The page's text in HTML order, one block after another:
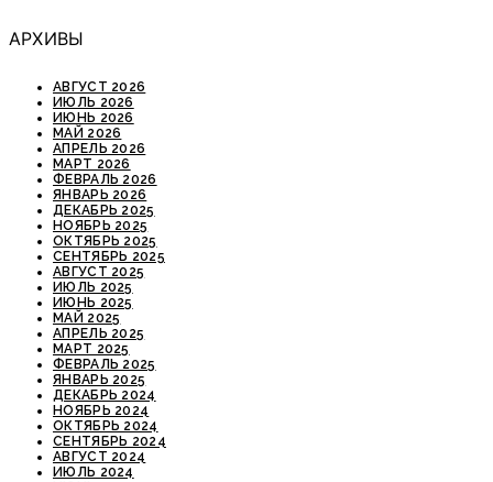
АРХИВЫ
АВГУСТ 2026
ИЮЛЬ 2026
ИЮНЬ 2026
МАЙ 2026
АПРЕЛЬ 2026
МАРТ 2026
ФЕВРАЛЬ 2026
ЯНВАРЬ 2026
ДЕКАБРЬ 2025
НОЯБРЬ 2025
ОКТЯБРЬ 2025
СЕНТЯБРЬ 2025
АВГУСТ 2025
ИЮЛЬ 2025
ИЮНЬ 2025
МАЙ 2025
АПРЕЛЬ 2025
МАРТ 2025
ФЕВРАЛЬ 2025
ЯНВАРЬ 2025
ДЕКАБРЬ 2024
НОЯБРЬ 2024
ОКТЯБРЬ 2024
СЕНТЯБРЬ 2024
АВГУСТ 2024
ИЮЛЬ 2024